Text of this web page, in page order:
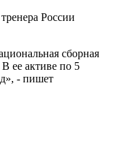
России
сборная
ее активе по 5
- пишет